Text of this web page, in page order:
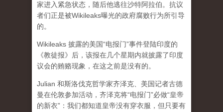
家进入紧急状态，随后他逃往沙特阿拉伯。抗议
者们正是被Wikileaks曝光的政府腐败行为所引导
的。
Wikileaks 披露的美国“电报门”事件登陆印度的
《教徒报》后，该报在几个星期内就披露了印度
议会的贿赂现象，在这之前是没有的。
Julian 和斯洛伐克哲学家齐泽克、美国记者古德
曼在伦敦参加活动，齐泽克将“电报门”必做“皇帝
的新衣”：我们都知道皇帝没有穿衣服，但只要有